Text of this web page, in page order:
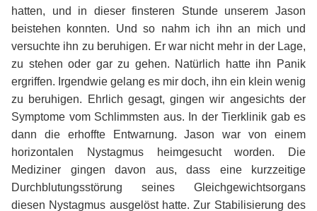
hatten, und in dieser finsteren Stunde unserem Jason
beistehen konnten. Und so nahm ich ihn an mich und
versuchte ihn zu beruhigen. Er war nicht mehr in der Lage,
zu stehen oder gar zu gehen. Natürlich hatte ihn Panik
ergriffen. Irgendwie gelang es mir doch, ihn ein klein wenig
zu beruhigen. Ehrlich gesagt, gingen wir angesichts der
Symptome vom Schlimmsten aus. In der Tierklinik gab es
dann die erhoffte Entwarnung. Jason war von einem
horizontalen Nystagmus heimgesucht worden. Die
Mediziner gingen davon aus, dass eine kurzzeitige
Durchblutungsstörung seines Gleichgewichtsorgans
diesen Nystagmus ausgelöst hatte. Zur Stabilisierung des